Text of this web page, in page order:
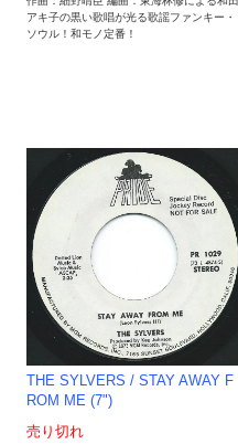
アキ子の黒い歌唱が光る歌謡ファンキー・
ソウル！和モノ定番！
THE SYLVERS / STAY AWAY F
ROM ME (7")
売り切れ